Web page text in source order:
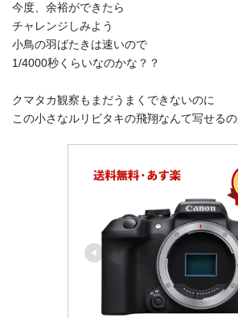
今度、余裕ができたら
チャレンジしみよう
小鳥の羽ばたきは速いので
1/4000秒くらいなのかな？？
クマタカ観察もまだうまくできないのに
この小さなルリビタキの飛翔なんて写せる